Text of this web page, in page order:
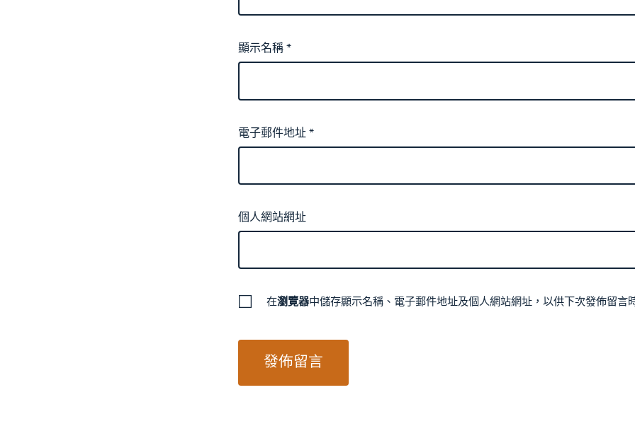
顯示名稱*
電子郵件地址*
個人網站網址
在瀏覽器中儲存顯示名稱、電子郵件地址及個人網站網址，以供下次發佈留言